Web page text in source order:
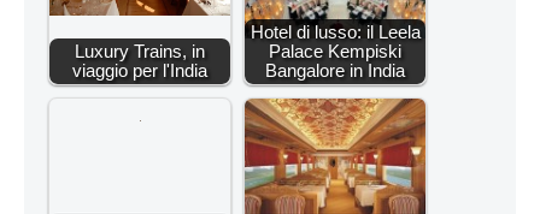
Luxury Trains, in
viaggio per l'India
Hotel di lusso: il Leela
Palace Kempiski
Bangalore in India